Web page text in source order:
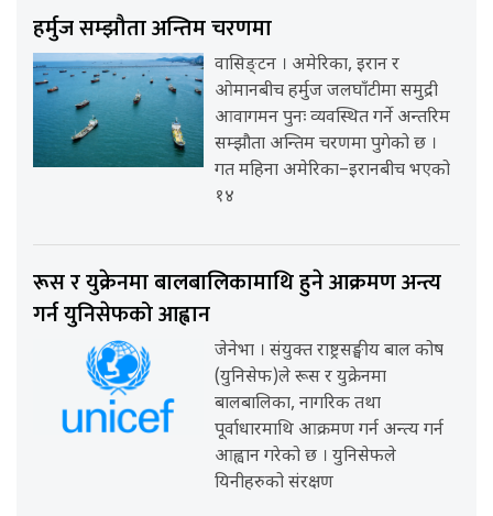
हर्मुज सम्झौता अन्तिम चरणमा
वासिङ्टन । अमेरिका, इरान र
ओमानबीच हर्मुज जलघाँटीमा समुद्री
आवागमन पुनः व्यवस्थित गर्ने अन्तरिम
सम्झौता अन्तिम चरणमा पुगेको छ ।
गत महिना अमेरिका–इरानबीच भएको
१४
रूस र युक्रेनमा बालबालिकामाथि हुने आक्रमण अन्त्य
गर्न युनिसेफको आह्वान
जेनेभा । संयुक्त राष्ट्रसङ्घीय बाल कोष
(युनिसेफ)ले रूस र युक्रेनमा
बालबालिका, नागरिक तथा
पूर्वाधारमाथि आक्रमण गर्न अन्त्य गर्न
आह्वान गरेको छ । युनिसेफले
यिनीहरुको संरक्षण